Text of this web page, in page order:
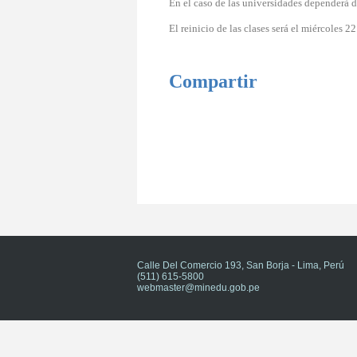
En el caso de las universidades dependerà
El reinicio de las clases será el miércoles
Compartir
Calle Del Comercio 193, San Borja - Lima, Perú
(511) 615-5800
webmaster@minedu.gob.pe